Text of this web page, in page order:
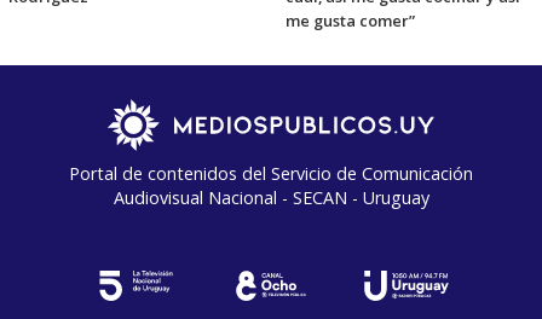
me gusta comer”
Portal de contenidos del Servicio de Comunicación
Audiovisual Nacional - SECAN - Uruguay